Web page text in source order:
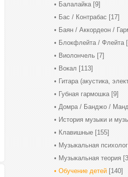
Балалайка [9]
Бас / Контрабас [17]
Баян / Аккордеон /
Блокфлейта / Флейта
Виолончель [7]
Вокал [113]
Гитара (акустика,
Губная гармошка [9]
Домра / Банджо /
История музыки и
Клавишные [155]
Музыкальная
Музыкальная теория
Обучение детей [140]